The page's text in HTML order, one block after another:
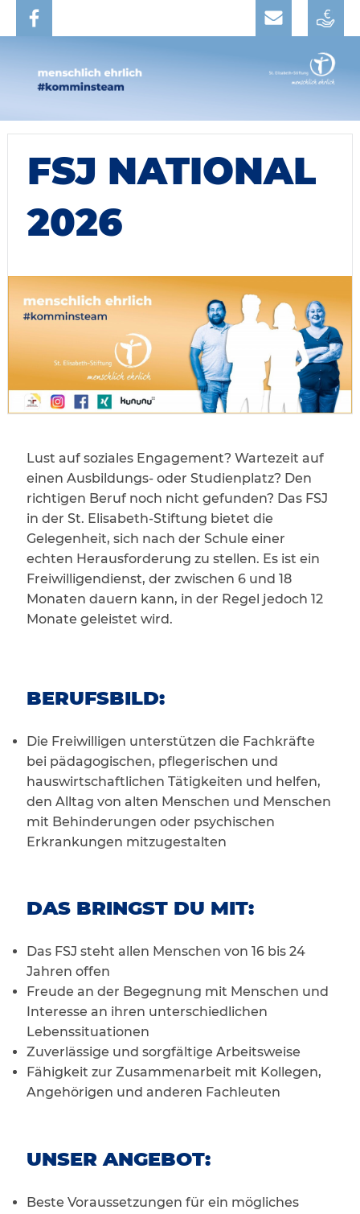
FSJ NATIONAL
2026
Lust auf soziales Engagement? Wartezeit auf
einen Ausbildungs- oder Studienplatz? Den
richtigen Beruf noch nicht gefunden? Das FSJ
in der St. Elisabeth-Stiftung bietet die
Gelegenheit, sich nach der Schule einer
echten Herausforderung zu stellen. Es ist ein
Freiwilligendienst, der zwischen 6 und 18
Monaten dauern kann, in der Regel jedoch 12
Monate geleistet wird.
BERUFSBILD:
Die Freiwilligen unterstützen die Fachkräfte
bei pädagogischen, pflegerischen und
hauswirtschaftlichen Tätigkeiten und helfen,
den Alltag von alten Menschen und Menschen
mit Behinderungen oder psychischen
Erkrankungen mitzugestalten
DAS BRINGST DU MIT:
Das FSJ steht allen Menschen von 16 bis 24
Jahren offen
Freude an der Begegnung mit Menschen und
Interesse an ihren unterschiedlichen
Lebenssituationen
Zuverlässige und sorgfältige Arbeitsweise
Fähigkeit zur Zusammenarbeit mit Kollegen,
Angehörigen und anderen Fachleuten
UNSER ANGEBOT:
Beste Voraussetzungen für ein mögliches